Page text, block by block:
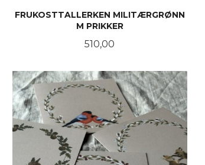
FRUKOSTTALLERKEN MILITÆRGRØNN
M PRIKKER
Pris
510,00
KJØP